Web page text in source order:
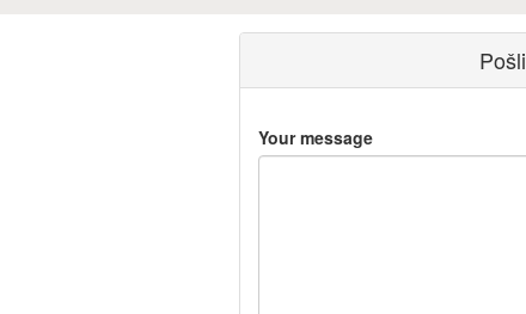
Your message